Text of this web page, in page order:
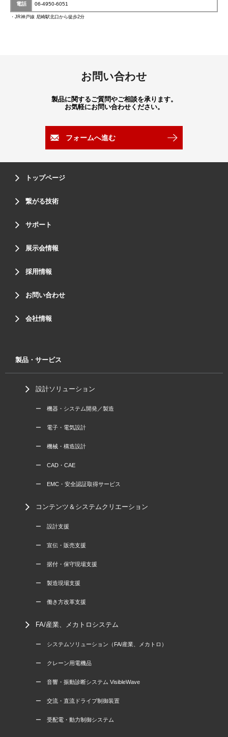
電話 06-4950-6051
・JR神戸線 尼崎駅北口から徒歩2分
お問い合わせ
製品に関するご質問やご相談を承ります。
お気軽にお問い合わせください。
フォームへ進む
トップページ
繋がる技術
サポート
展示会情報
採用情報
お問い合わせ
会社情報
製品・サービス
設計ソリューション
ー 機器・システム開発／製造
ー 電子・電気設計
ー 機械・構造設計
ー CAD・CAE
ー EMC・安全認証取得サービス
コンテンツ＆システムクリエーション
ー 設計支援
ー 宣伝・販売支援
ー 据付・保守現場支援
ー 製造現場支援
ー 働き方改革支援
FA/産業、メカトロシステム
ー システムソリューション（FA/産業、メカトロ）
ー クレーン用電機品
ー 音響・振動診断システム VisibleWave
ー 交流・直流ドライブ制御装置
ー 受配電・動力制御システム